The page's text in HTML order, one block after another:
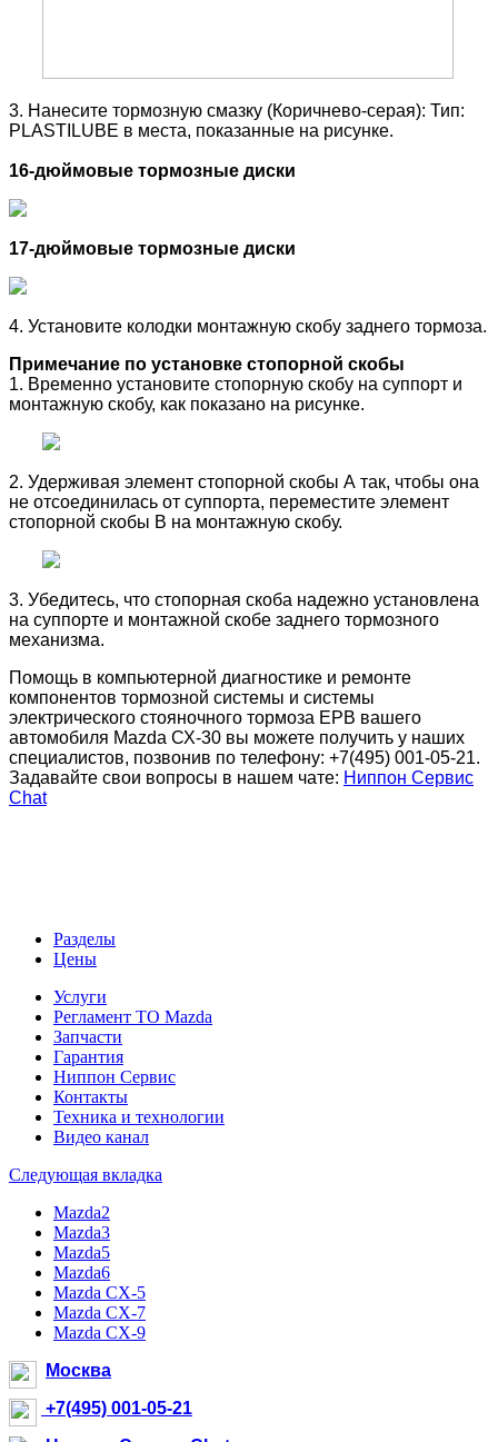
3. Нанесите тормозную смазку (Коричнево-серая): Тип:
PLASTILUBE в места, показанные на рисунке.
16-дюймовые тормозные диски
17-дюймовые тормозные диски
4. Установите колодки монтажную скобу заднего тормоза.
Примечание по установке стопорной скобы
1. Временно установите стопорную скобу на суппорт и
монтажную скобу, как показано на рисунке.
2. Удерживая элемент стопорной скобы А так, чтобы она
не отсоединилась от суппорта, переместите элемент
стопорной скобы В на монтажную скобу.
3. Убедитесь, что стопорная скоба надежно установлена
на суппорте и монтажной скобе заднего тормозного
механизма.
Помощь в компьютерной диагностике и ремонте
компонентов тормозной системы и системы
электрического стояночного тормоза EPB вашего
автомобиля Mazda СХ-30 вы можете получить у наших
специалистов, позвонив по телефону: +7(495) 001-05-21.
Задавайте свои вопросы в нашем чате: Ниппон Сервис
Chat
Разделы
Цены
Услуги
Регламент ТО Mazda
Запчасти
Гарантия
Ниппон Сервис
Контакты
Техника и технологии
Видео канал
Следующая вкладка
Mazda2
Mazda3
Mazda5
Mazda6
Mazda CX-5
Mazda CX-7
Mazda CX-9
Москва
+7(495) 001-05-21